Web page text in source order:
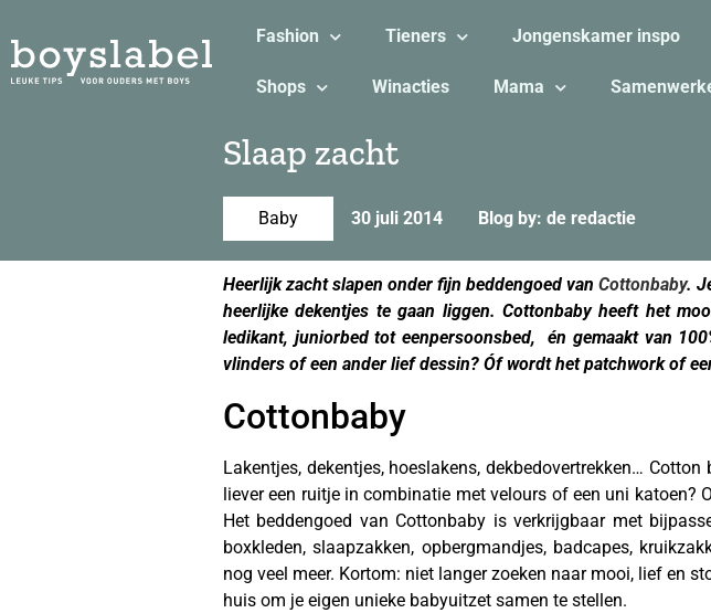
Fashion Tieners Jongenskamer inspo
Shops Winacties Mama
Slaap zacht
Baby 30 juli 2014 Blog by: de redactie
Heerlijk zacht slapen onder fijn beddengoed van Cottonbaby.
heerlijke dekentjes te gaan liggen. Cottonbaby heeft het
ledikant, juniorbed tot eenpersoonsbed, én gemaakt van
vlinders of een ander lief dessin? Óf wordt het patchwork of
Cottonbaby
Lakentjes, dekentjes, hoeslakens, dekbedovertrekken…
liever een ruitje in combinatie met velours of een uni katoen?
Het beddengoed van Cottonbaby is verkrijgbaar met
boxkleden, slaapzakken, opbergmandjes, badcapes,
nog veel meer. Kortom: niet langer zoeken naar mooi, lief en
huis om je eigen unieke babyuitzet samen te stellen.